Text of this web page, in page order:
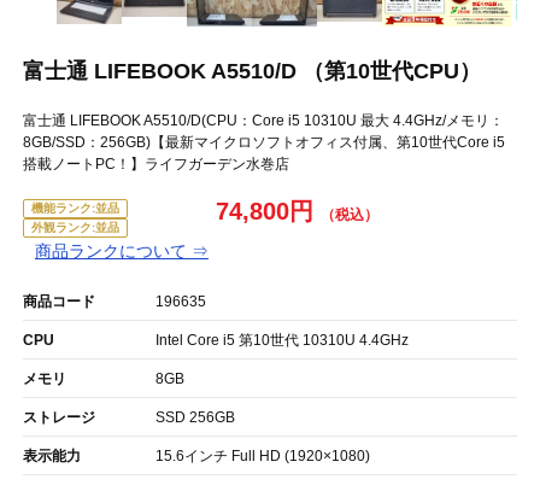
富士通 LIFEBOOK A5510/D （第10世代CPU）
富士通 LIFEBOOK A5510/D(CPU：Core i5 10310U 最大 4.4GHz/メモリ：
8GB/SSD：256GB)【最新マイクロソフトオフィス付属、第10世代Core i5
搭載ノートPC！】ライフガーデン水巻店
機能ランク:並品
外観ランク:並品
商品ランクについて ⇒
74,800円
商品コード 196635
CPU Intel Core i5 第10世代 10310U 4.4GHz
メモリ 8GB
ストレージ SSD 256GB
表示能力 15.6インチ Full HD (1920×1080)